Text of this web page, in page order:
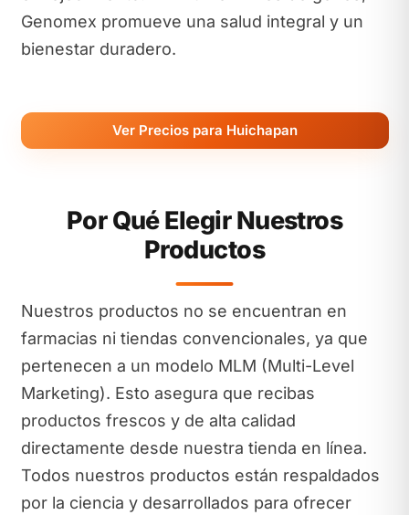
Genomex promueve una salud integral y un
bienestar duradero.
Ver Precios para Huichapan
Por Qué Elegir Nuestros
Productos
Nuestros productos no se encuentran en
farmacias ni tiendas convencionales, ya que
pertenecen a un modelo MLM (Multi-Level
Marketing). Esto asegura que recibas
productos frescos y de alta calidad
directamente desde nuestra tienda en línea.
Todos nuestros productos están respaldados
por la ciencia y desarrollados para ofrecer